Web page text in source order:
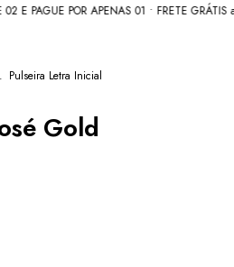
POR APENAS 01 • FRETE GRÁTIS
. Pulseira Letra Inicial
Gold